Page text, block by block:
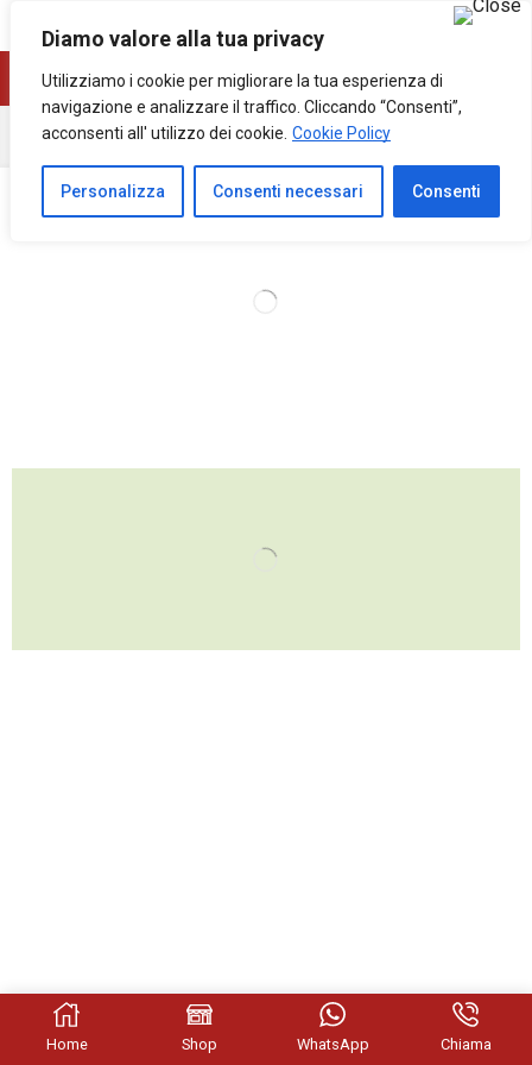
Diamo valore alla tua privacy
Utilizziamo i cookie per migliorare la tua esperienza di
navigazione e analizzare il traffico. Cliccando “Consenti”,
acconsenti all' utilizzo dei cookie. Cookie Policy
Personalizza Consenti necessari Consenti
0
Home Block Agrumi Sicilia Vendita Online
Home Shop WhatsApp Chiama